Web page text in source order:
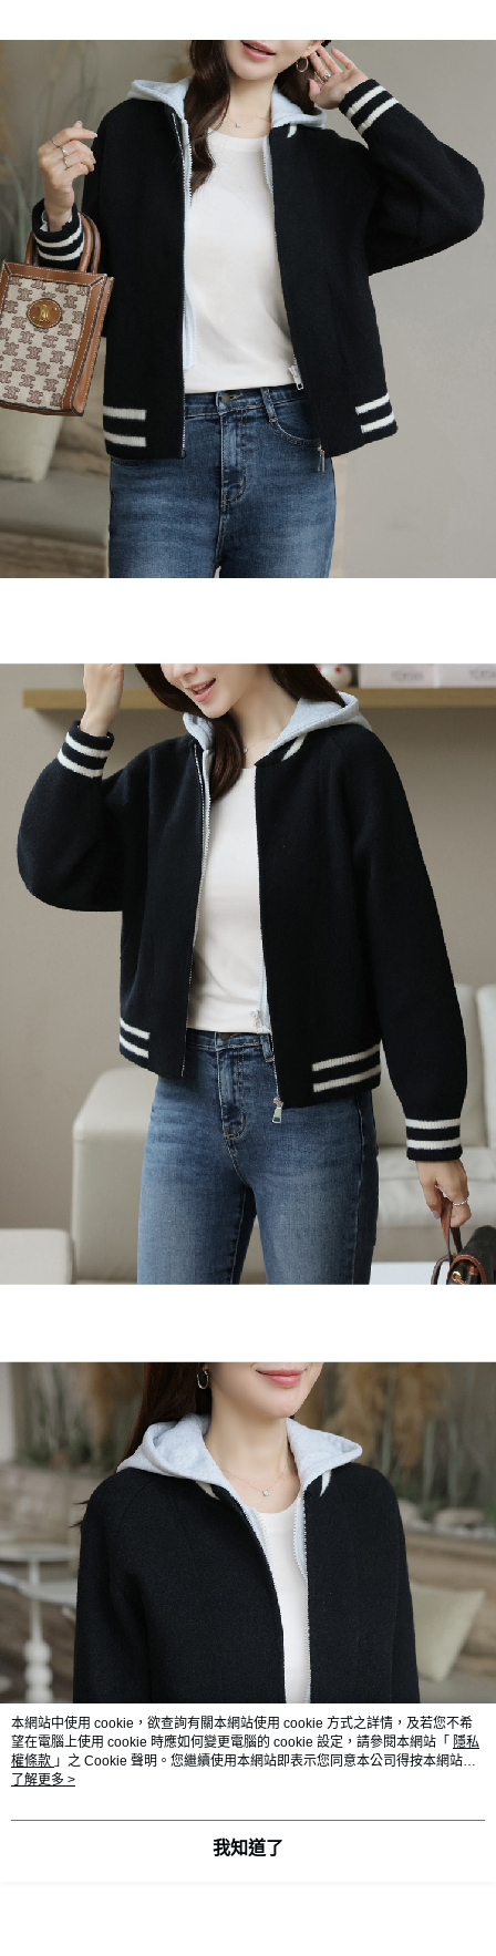
本網站中使用 cookie，欲查詢有關本網站使用 cookie 方式之詳情，及若您不希
望在電腦上使用 cookie 時應如何變更電腦的 cookie 設定，請參閱本網站「 隱私
權條款 」之 Cookie 聲明。您繼續使用本網站即表示您同意本公司得按本網站使
用條款之 Cookie 聲明使用 cookie。
了解更多 >
我知道了